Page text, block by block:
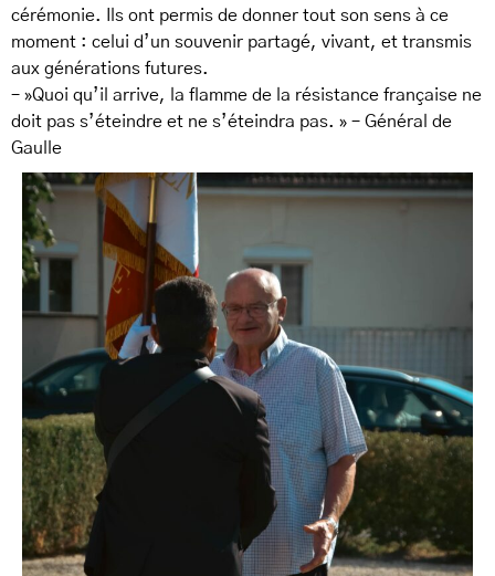
cérémonie. Ils ont permis de donner tout son sens à ce
moment : celui d’un souvenir partagé, vivant, et transmis
aux générations futures.
– »Quoi qu’il arrive, la flamme de la résistance française ne
doit pas s’éteindre et ne s’éteindra pas. » – Général de
Gaulle